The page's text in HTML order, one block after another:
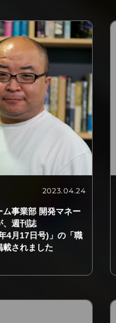
2023.04.24
ム事業部 開発マネー
、週刊誌
4月17日号)」の「職
載されました